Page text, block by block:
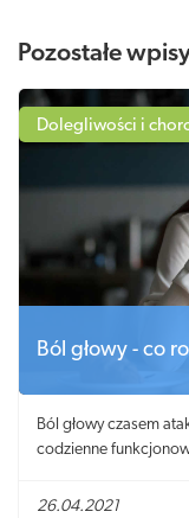
Pozostałe
Dolegliwości i
Ból głowy - co
Ból głowy czasem
codzienne
powodów, dlaczego
26.04.2021